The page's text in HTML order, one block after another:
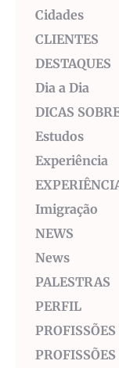
Cidades
CLIENTES
DESTAQUES
Dia a Dia
DICAS
Estudos
Experiência
Imigração
NEWS
News
PALESTRAS
PERFIL
PROFISSÕES